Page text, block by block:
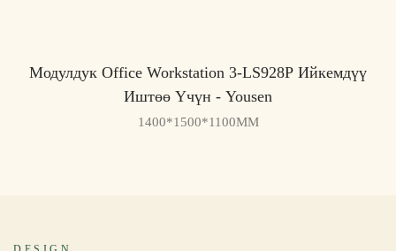
Модулдук Office Workstation 3-LS928P Ийкемдүү
Иштөө Үчүн - Yousen
1400*1500*1100MM